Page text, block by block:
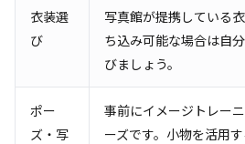
衣装選
び
写真館が提携している
ち込み可能な場合は自
びましょう。
ポー
ズ・写
事前にイメージトレー
ーズです。小物を活用